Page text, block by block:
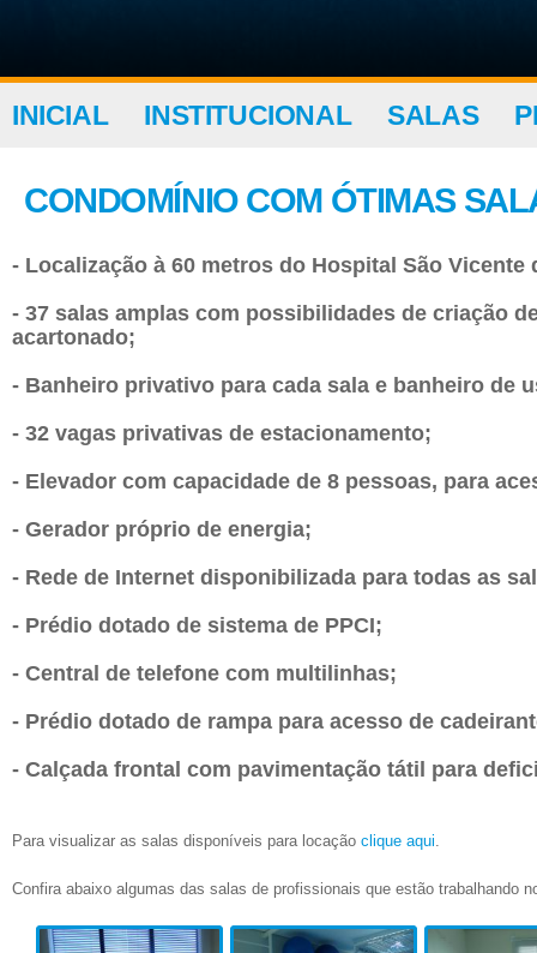
INICIAL INSTITUCIONAL SALAS
CONDOMÍNIO COM ÓTIMAS
- Localização à 60 metros do Hospital São Vicente
- 37 salas amplas com possibilidades de criação
acartonado;
- Banheiro privativo para cada sala e banheiro de
- 32 vagas privativas de estacionamento;
- Elevador com capacidade de 8 pessoas, para
- Gerador próprio de energia;
- Rede de Internet disponibilizada para todas as
- Prédio dotado de sistema de PPCI;
- Central de telefone com multilinhas;
- Prédio dotado de rampa para acesso de
- Calçada frontal com pavimentação tátil para
Para visualizar as salas disponíveis para locação clique aqui.
Confira abaixo algumas das salas de profissionais que estão trabalhando